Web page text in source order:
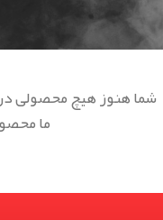
شما هنوز هیچ محصولی
ما